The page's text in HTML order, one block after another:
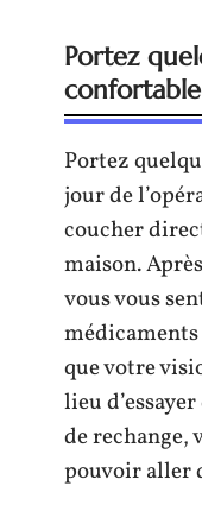
Portez
Portez
jour de
coucher
maison.
vous vous
que votre
lieu
de rechange,
pouvoir aller